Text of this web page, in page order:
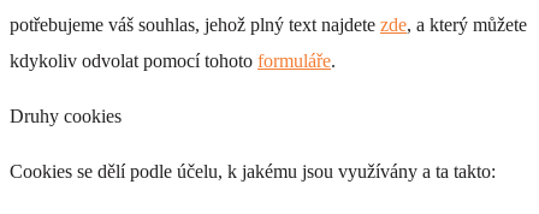
potřebujeme váš souhlas, jehož plný text najdete zde, a který můžete
kdykoliv odvolat pomocí tohoto formuláře.
Druhy cookies
Cookies se dělí podle účelu, k jakému jsou využívány a ta takto: